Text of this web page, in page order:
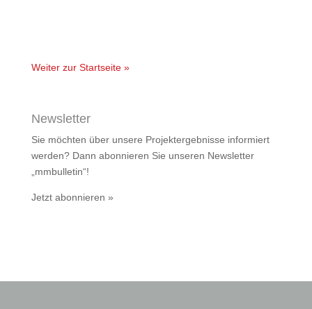
Weiter zur Startseite »
Newsletter
Sie möchten über unsere Projektergebnisse informiert
werden? Dann abonnieren Sie unseren Newsletter
„mmbulletin“!
Jetzt abonnieren »